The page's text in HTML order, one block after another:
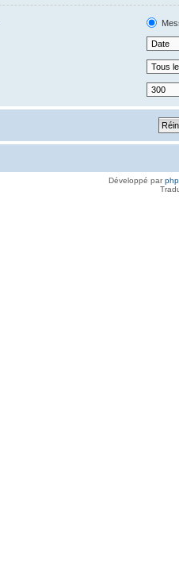
Développé par